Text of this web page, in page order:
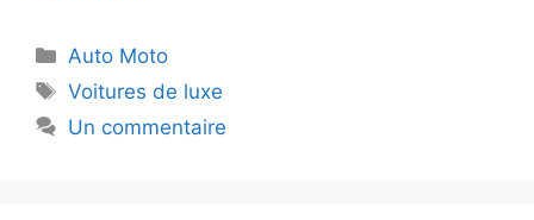
Catégories
Auto Moto
Étiquettes
Voitures de luxe
Un commentaire